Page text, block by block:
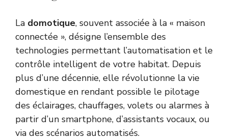
La domotique, souvent associée à la « maison
connectée », désigne l’ensemble des
technologies permettant l’automatisation et le
contrôle intelligent de votre habitat. Depuis
plus d’une décennie, elle révolutionne la vie
domestique en rendant possible le pilotage
des éclairages, chauffages, volets ou alarmes à
partir d’un smartphone, d’assistants vocaux, ou
via des scénarios automatisés.